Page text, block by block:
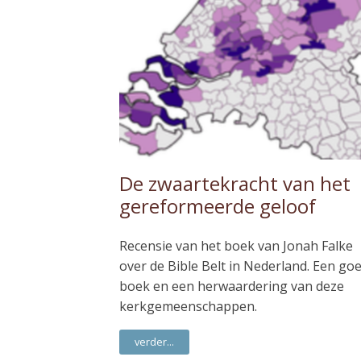
De zwaartekracht van het
gereformeerde geloof
Recensie van het boek van Jonah Falke
over de Bible Belt in Nederland. Een
boek en een herwaardering van deze
kerkgemeenschappen.
verder...